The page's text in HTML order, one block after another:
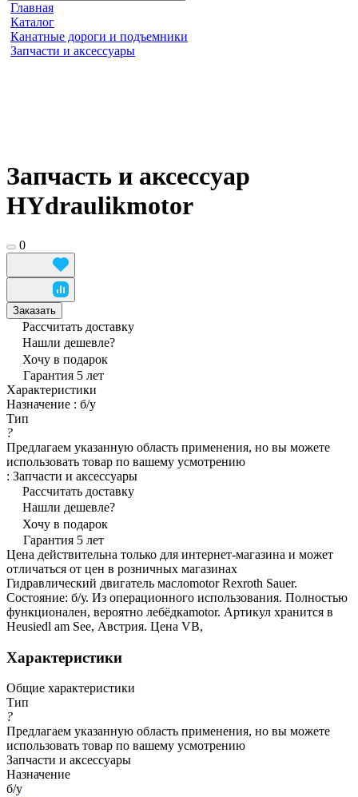
Главная
Каталог
Канатные дороги и подъемники
Запчасти и аксессуары
Запчасть и аксессуар
HYdraulikmotor
0
Заказать
Рассчитать доставку
Нашли дешевле?
Хочу в подарок
Гарантия 5 лет
Характеристики
Назначение : б/у
Тип
?
Предлагаем указанную область применения, но вы можете
использовать товар по вашему усмотрению
: Запчасти и аксессуары
Рассчитать доставку
Нашли дешевле?
Хочу в подарок
Гарантия 5 лет
Цена действительна только для интернет-магазина и может
отличаться от цен в розничных магазинах
Гидравлический двигатель маслomotor Rexroth Sauer.
Состояние: б/у. Из операционного использования. Полностью
функционален, вероятно лебёдкamotor. Артикул хранится в
Нeusiedl am See, Австрия. Цена VB,
Характеристики
Общие характеристики
Тип
?
Предлагаем указанную область применения, но вы можете
использовать товар по вашему усмотрению
Запчасти и аксессуары
Назначение
б/у